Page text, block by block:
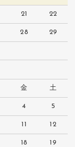
21 22
28 29
金 土
4 5
11 12
18 19